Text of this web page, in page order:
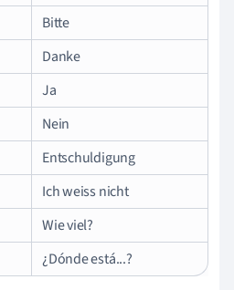
Bitte
Danke
Ja
Nein
Entschuldigung
Ich weiss nicht
Wie viel?
¿Dónde está...?